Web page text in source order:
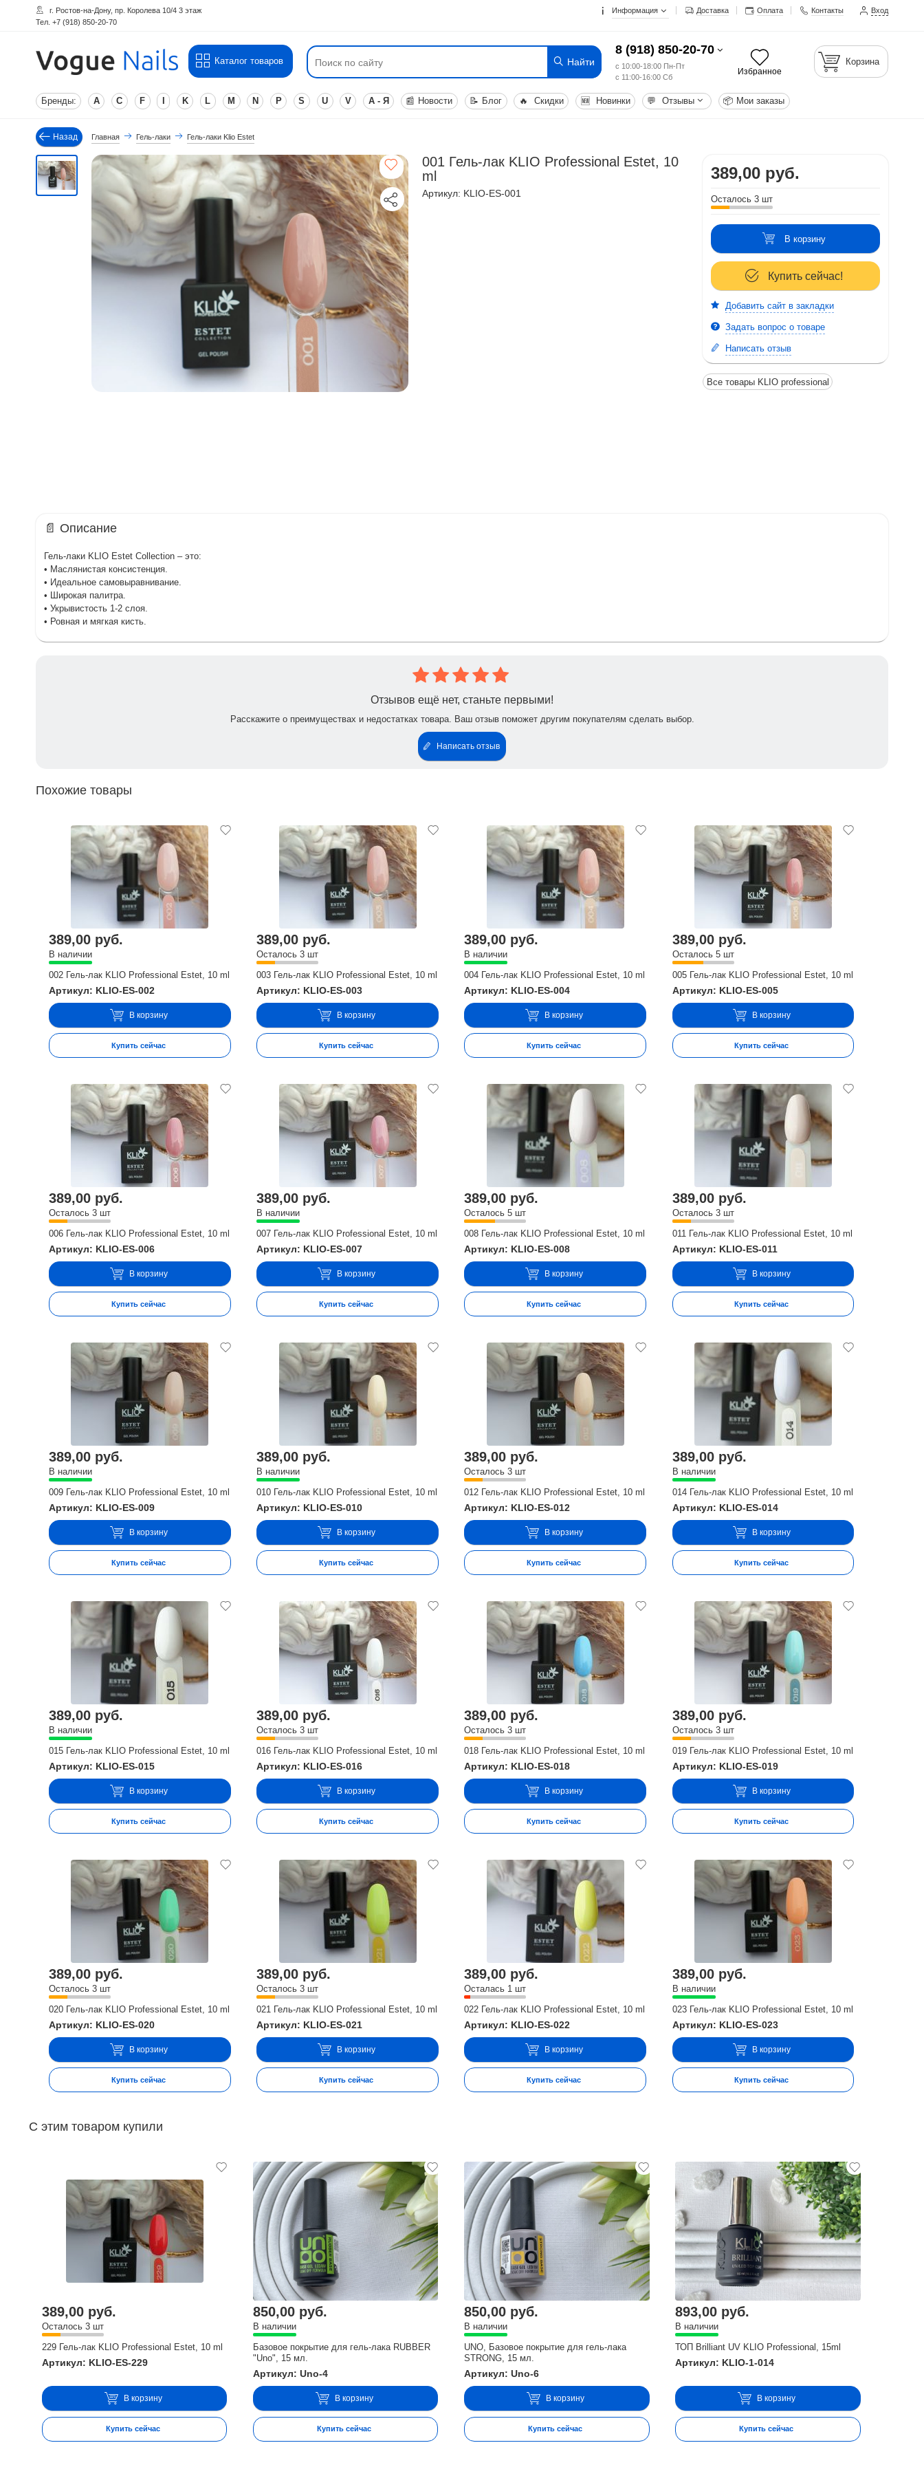
г. Ростов-на-Дону, пр. Королева 10/4 3 этаж
Тел. +7 (918) 850-20-70
Информация Доставка Оплата Контакты Вход
Каталог товаров Найти
8 (918) 850-20-70
с 10:00-18:00 Пн-Пт
с 11:00-16:00 Сб
Избранное
Корзина
Бренды: A C F K L M N P S U V А - Я 📰 Новости 📝 Блог 🔥 Скидки 🆕 Новинки 💬 Отзывы 📦 Мои заказы
Назад Главная Гель-лаки Гель-лаки Klio Estet
001 Гель-лак KLIO Professional Estet, 10
ml
Артикул: KLIO-ES-001
389,00 руб.
Осталось 3 шт
В корзину
Купить сейчас!
Добавить сайт в закладки
Задать вопрос о товаре
Написать отзыв
Все товары KLIO professional
📄 Описание
Гель-лаки KLIO Estet Collection – это:
• Маслянистая консистенция.
• Идеальное самовыравнивание.
• Широкая палитра.
• Укрывистость 1-2 слоя.
• Ровная и мягкая кисть.
Отзывов ещё нет, станьте первыми!
Расскажите о преимуществах и недостатках товара. Ваш отзыв поможет другим покупателям сделать выбор.
Написать отзыв
Похожие товары
389,00 руб.
В наличии
002 Гель-лак KLIO Professional Estet, 10 ml
Артикул: KLIO-ES-002
В корзину
Купить сейчас
389,00 руб.
Осталось 3 шт
003 Гель-лак KLIO Professional Estet, 10 ml
Артикул: KLIO-ES-003
В корзину
Купить сейчас
389,00 руб.
В наличии
004 Гель-лак KLIO Professional Estet, 10 ml
Артикул: KLIO-ES-004
В корзину
Купить сейчас
389,00 руб.
Осталось 5 шт
005 Гель-лак KLIO Professional Estet, 10 ml
Артикул: KLIO-ES-005
В корзину
Купить сейчас
389,00 руб.
Осталось 3 шт
006 Гель-лак KLIO Professional Estet, 10 ml
Артикул: KLIO-ES-006
В корзину
Купить сейчас
389,00 руб.
В наличии
007 Гель-лак KLIO Professional Estet, 10 ml
Артикул: KLIO-ES-007
В корзину
Купить сейчас
389,00 руб.
Осталось 5 шт
008 Гель-лак KLIO Professional Estet, 10 ml
Артикул: KLIO-ES-008
В корзину
Купить сейчас
389,00 руб.
Осталось 3 шт
011 Гель-лак KLIO Professional Estet, 10 ml
Артикул: KLIO-ES-011
В корзину
Купить сейчас
389,00 руб.
В наличии
009 Гель-лак KLIO Professional Estet, 10 ml
Артикул: KLIO-ES-009
В корзину
Купить сейчас
389,00 руб.
В наличии
010 Гель-лак KLIO Professional Estet, 10 ml
Артикул: KLIO-ES-010
В корзину
Купить сейчас
389,00 руб.
Осталось 3 шт
012 Гель-лак KLIO Professional Estet, 10 ml
Артикул: KLIO-ES-012
В корзину
Купить сейчас
389,00 руб.
В наличии
014 Гель-лак KLIO Professional Estet, 10 ml
Артикул: KLIO-ES-014
В корзину
Купить сейчас
389,00 руб.
В наличии
015 Гель-лак KLIO Professional Estet, 10 ml
Артикул: KLIO-ES-015
В корзину
Купить сейчас
389,00 руб.
Осталось 3 шт
016 Гель-лак KLIO Professional Estet, 10 ml
Артикул: KLIO-ES-016
В корзину
Купить сейчас
389,00 руб.
Осталось 3 шт
018 Гель-лак KLIO Professional Estet, 10 ml
Артикул: KLIO-ES-018
В корзину
Купить сейчас
389,00 руб.
Осталось 3 шт
019 Гель-лак KLIO Professional Estet, 10 ml
Артикул: KLIO-ES-019
В корзину
Купить сейчас
389,00 руб.
Осталось 3 шт
020 Гель-лак KLIO Professional Estet, 10 ml
Артикул: KLIO-ES-020
В корзину
Купить сейчас
389,00 руб.
Осталось 3 шт
021 Гель-лак KLIO Professional Estet, 10 ml
Артикул: KLIO-ES-021
В корзину
Купить сейчас
389,00 руб.
Осталась 1 шт
022 Гель-лак KLIO Professional Estet, 10 ml
Артикул: KLIO-ES-022
В корзину
Купить сейчас
389,00 руб.
В наличии
023 Гель-лак KLIO Professional Estet, 10 ml
Артикул: KLIO-ES-023
В корзину
Купить сейчас
С этим товаром купили
389,00 руб.
Осталось 3 шт
229 Гель-лак KLIO Professional Estet, 10 ml
Артикул: KLIO-ES-229
В корзину
Купить сейчас
850,00 руб.
В наличии
Базовое покрытие для гель-лака RUBBER
"Uno", 15 мл.
Артикул: Uno-4
В корзину
Купить сейчас
850,00 руб.
В наличии
UNO, Базовое покрытие для гель-лака
STRONG, 15 мл.
Артикул: Uno-6
В корзину
Купить сейчас
893,00 руб.
В наличии
ТОП Brilliant UV KLIO Professional, 15ml
Артикул: KLIO-1-014
В корзину
Купить сейчас